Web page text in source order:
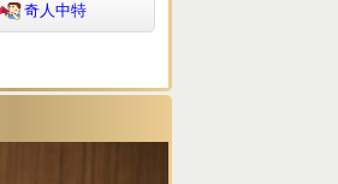
奇人中特